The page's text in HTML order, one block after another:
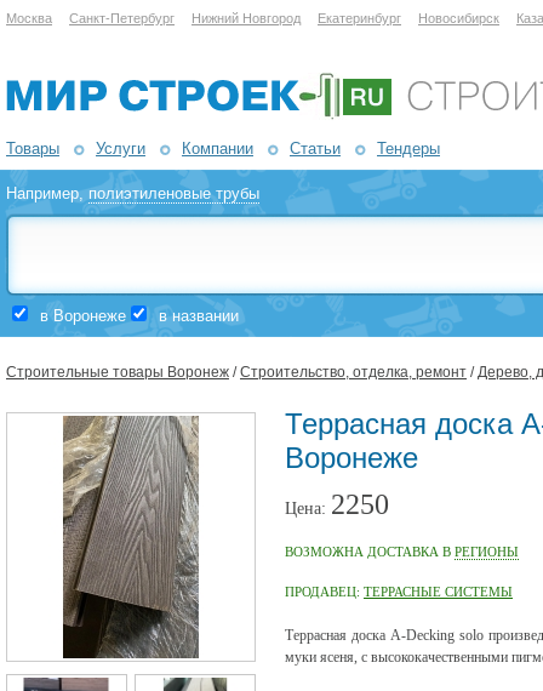
Москва Санкт-Петербург Нижний Новгород Екатеринбург Новосибирск
Товары Услуги Компании Статьи Тендеры
Например,полиэтиленовые трубы
в Воронеже в названии
Строительные товары Воронеж /Строительство, отделка, ремонт /Дерево,
Террасная доска
Воронеже
Цена: 2250
ВОЗМОЖНА ДОСТАВКА В РЕГИОНЫ
ПРОДАВЕЦ: ТЕРРАСНЫЕ СИСТЕМЫ
Террасная доска A-Decking solo
муки ясеня, с высококачественными